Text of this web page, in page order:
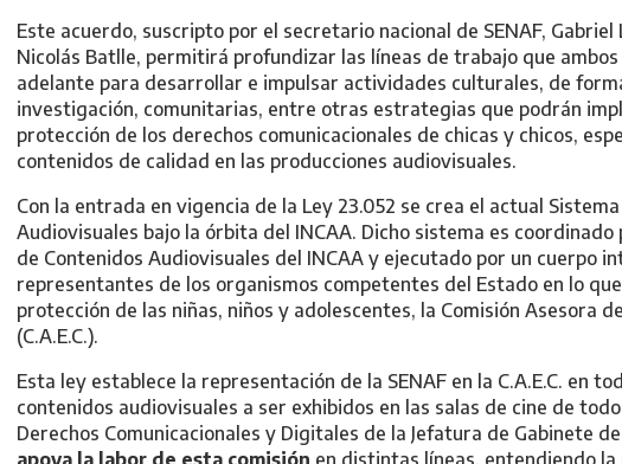
Este acuerdo, suscripto por el secretario nacional de SENAF,
Nicolás Batlle, permitirá profundizar las líneas de trabajo que
adelante para desarrollar e impulsar actividades culturales, de
investigación, comunitarias, entre otras estrategias que podrán
protección de los derechos comunicacionales de chicas y chicos,
contenidos de calidad en las producciones audiovisuales.
Con la entrada en vigencia de la Ley 23.052 se crea el actual
Audiovisuales bajo la órbita del INCAA. Dicho sistema es
de Contenidos Audiovisuales del INCAA y ejecutado por un cuerpo
representantes de los organismos competentes del Estado en lo
protección de las niñas, niños y adolescentes, la Comisión Asesora
(C.A.E.C.).
Esta ley establece la representación de la SENAF en la C.A.E.C. en
contenidos audiovisuales a ser exhibidos en las salas de cine de
Derechos Comunicacionales y Digitales de la Jefatura de Gabinete